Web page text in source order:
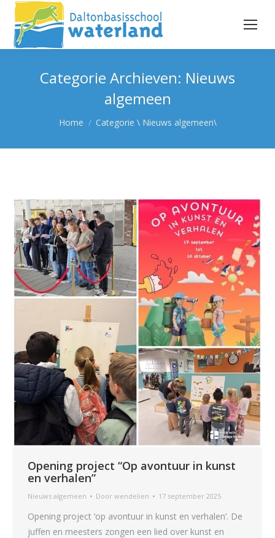
Categorie Archieven: Nieuws
algemeen
Je bent hier:
Home Categorie \ Nieuws algemeen\
Opening project “Op avontuur in kunst
en verhalen”
Nieuws algemeen Door wendelien 17 september 2025
Opening project ‘op avontuur in kunst en verhalen’. De
juffen en meesters zongen een lied over kunst en